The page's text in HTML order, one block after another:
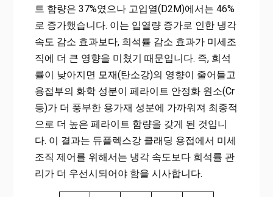
트 함량은 37%였으나 고입열(D2M)에서는 46%
로 증가했습니다. 이는 입열량 증가로 인한 냉각
속도 감소 효과보다, 희석률 감소 효과가 미세조
직에 더 큰 영향을 미쳤기 때문입니다. 즉, 희석
률이 낮아지면 모재(탄소강)의 영향이 줄어들고
용접부의 화학 성분이 페라이트 안정화 원소(Cr
등)가 더 풍부한 용가재 성분에 가까워져 최종적
으로 더 높은 페라이트 함량을 갖게 된 것입니
다. 이 결과는 듀플렉스강 클래딩 용접에서 미세
조직 제어를 위해서는 냉각 속도보다 희석률 관
리가 더 우선시되어야 함을 시사합니다.